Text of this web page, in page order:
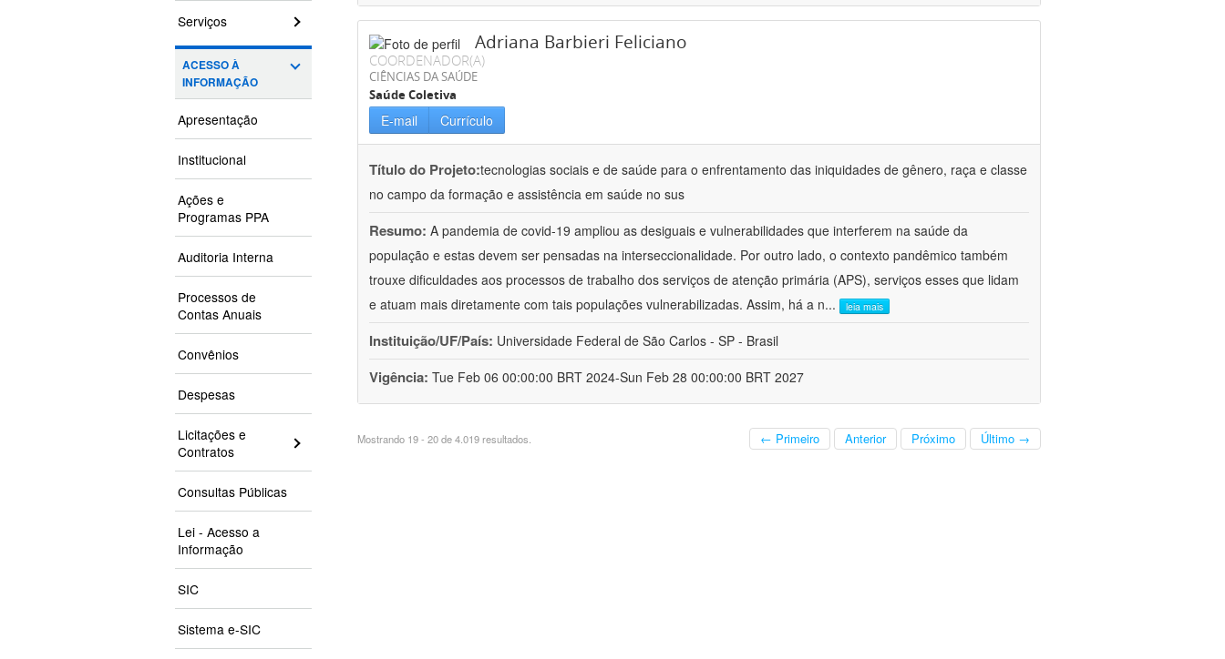
Serviços
ACESSO À
INFORMAÇÃO
Apresentação
Institucional
Ações e
Programas PPA
Auditoria Interna
Processos de
Contas Anuais
Convênios
Despesas
Licitações e
Contratos
Consultas Públicas
Lei - Acesso a
Informação
SIC
Sistema e-SIC
Adriana Barbieri Feliciano
COORDENADOR(A)
CIÊNCIAS DA SAÚDE
Saúde Coletiva
E-mail Currículo
Título do Projeto:tecnologias sociais e de saúde para o enfrentamento das iniquidades de gênero, raça e classe
no campo da formação e assistência em saúde no sus
Resumo: A pandemia de covid-19 ampliou as desiguais e vulnerabilidades que interferem na saúde da
população e estas devem ser pensadas na interseccionalidade. Por outro lado, o contexto pandêmico também
trouxe dificuldades aos processos de trabalho dos serviços de atenção primária (APS), serviços esses que lidam
e atuam mais diretamente com tais populações vulnerabilizadas. Assim, há a n... leia mais
Instituição/UF/País: Universidade Federal de São Carlos - SP - Brasil
Vigência: Tue Feb 06 00:00:00 BRT 2024-Sun Feb 28 00:00:00 BRT 2027
Mostrando 19 - 20 de 4.019 resultados. ← Primeiro Anterior Próximo Último →